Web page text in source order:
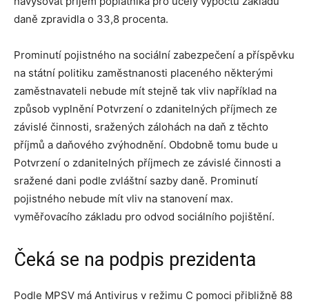
daně zpravidla o 33,8 procenta.
Prominutí pojistného na sociální zabezpečení a příspěvku
na státní politiku zaměstnanosti placeného některými
zaměstnavateli nebude mít stejně tak vliv například na
způsob vyplnění Potvrzení o zdanitelných příjmech ze
závislé činnosti, sražených zálohách na daň z těchto
příjmů a daňového zvýhodnění. Obdobně tomu bude u
Potvrzení o zdanitelných příjmech ze závislé činnosti a
sražené dani podle zvláštní sazby daně. Prominutí
pojistného nebude mít vliv na stanovení max.
vyměřovacího základu pro odvod sociálního pojištění.
Čeká se na podpis prezidenta
Podle MPSV má Antivirus v režimu C pomoci přibližně 88